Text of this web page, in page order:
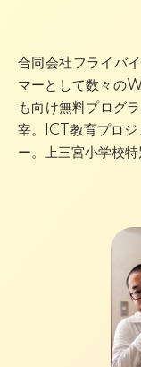
合同会社フライバ
マーとして数々の
も向け無料プログ
宰。ICT教育プロジ
ー。上三宮小学校特